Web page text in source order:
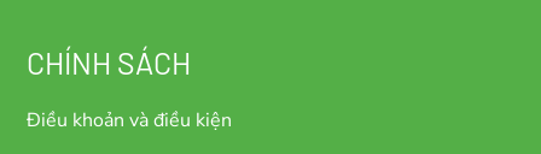
CHÍNH SÁCH
Điều khoản và điều kiện